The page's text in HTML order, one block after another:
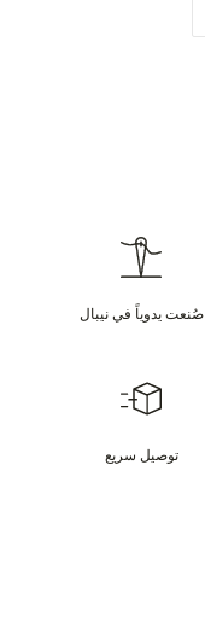
صُنعت يدوياً في نيبال
توصيل سريع